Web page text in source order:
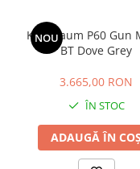
SAINT LAURENT
SEEOO
STELLA MCCARTNEY
TIFFANY&CO
NOU
Kuboraum P60 Gun
BT Dove Grey
3.665,00 RON
ÎN STOC
ADAUGĂ ÎN COȘ